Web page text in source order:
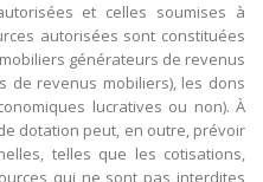
et celles soumises à
autorisées sont constituées
générateurs de revenus
de revenus mobiliers), les dons
lucratives ou non). À
dotation peut, en outre, prévoir
telles que les cotisations,
qui ne sont pas interdites